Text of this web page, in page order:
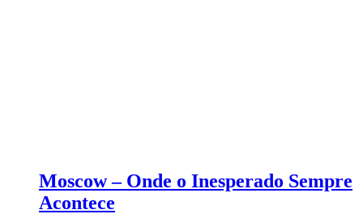
Moscow – Onde o Inesperado Sempre
Acontece